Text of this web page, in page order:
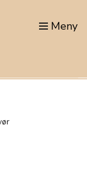
Meny